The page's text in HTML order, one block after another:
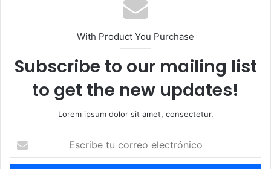
With Product You Purchase
Subscribe to our mailing list
to get the new updates!
Lorem ipsum dolor sit amet, consectetur.
correo